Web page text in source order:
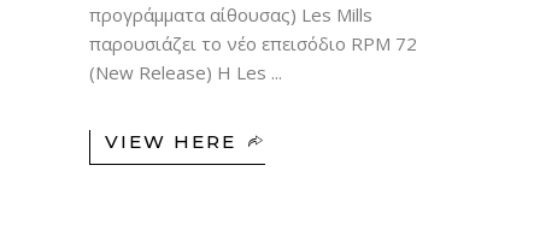
προγράμματα αίθουσας) Les Mills
παρουσιάζει το νέο επεισόδιο RPM 72
(New Release) Η Les
VIEW HERE